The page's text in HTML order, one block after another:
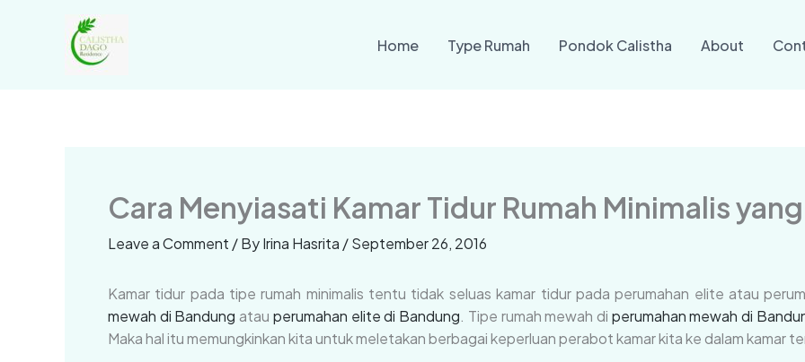
Home Type Rumah Pondok Calistha About
Cara Menyiasati Kamar Tidur Rumah Minimalis
Leave a Comment / ByIrina Hasrita /September 26, 2016
Kamar tidur pada tipe rumah minimalis tentu tidak seluas kamar tidur pada perumahan elite atau
mewah di Bandung atau perumahan elite di Bandung. Tipe rumah mewah di perumahan mewah di
Maka hal itu memungkinkan kita untuk meletakan berbagai keperluan perabot kamar kita ke dalam kamar